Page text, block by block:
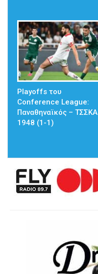
Playoffs του
Conference League:
Παναθηναϊκός – ΤΣΣΚΑ
1948 (1-1)